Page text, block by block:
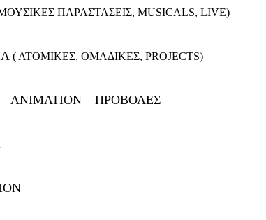
ΠΑΡΑΣΤΑΣΕΙΣ, MUSICALS, LIVE)
( ΑΤΟΜΙΚΕΣ, ΟΜΑΔΙΚΕΣ, PROJECTS)
– ANIMATION – ΠΡΟΒΟΛΕΣ